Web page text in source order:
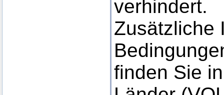
verhindert.
Zusätzliche
finden Sie